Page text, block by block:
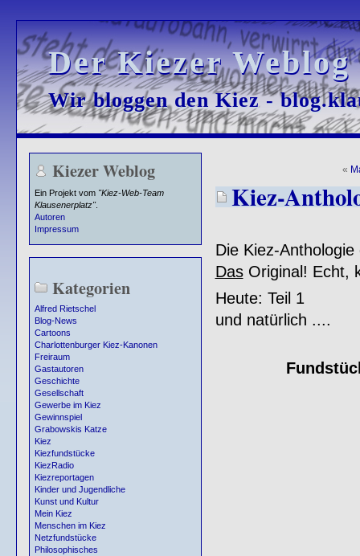
Der Kiezer
Der Kiezer
Wir bloggen den Kiez -
Wir bloggen den Kiez -
Kiezer Weblog
Ein Projekt vom "Kiez-Web-Team
Klausenerplatz".
Autoren
Impressum
Kategorien
Alfred Rietschel
Blog-News
Cartoons
Charlottenburger Kiez-Kanonen
Freiraum
Gastautoren
Geschichte
Gesellschaft
Gewerbe im Kiez
Gewinnspiel
Grabowskis Katze
Kiez
Kiezfundstücke
KiezRadio
Kiezreportagen
Kinder und Jugendliche
Kunst und Kultur
Mein Kiez
Menschen im Kiez
Netzfundstücke
Philosophisches
«
Kiez-
Die Kiez-
DasOriginal! Echt,
Heute: Teil 1
und natürlich ....